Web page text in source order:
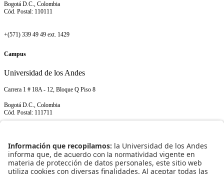
Bogotá D.C., Colombia
Cód. Postal: 110111
+(571) 339 49 49 ext. 1429
Campus
Universidad de los Andes
Carrera 1 # 18A - 12, Bloque Q Piso 8
Bogotá D.C., Colombia
Cód. Postal: 111711
NORMATIVIDAD INSTITUCIONAL